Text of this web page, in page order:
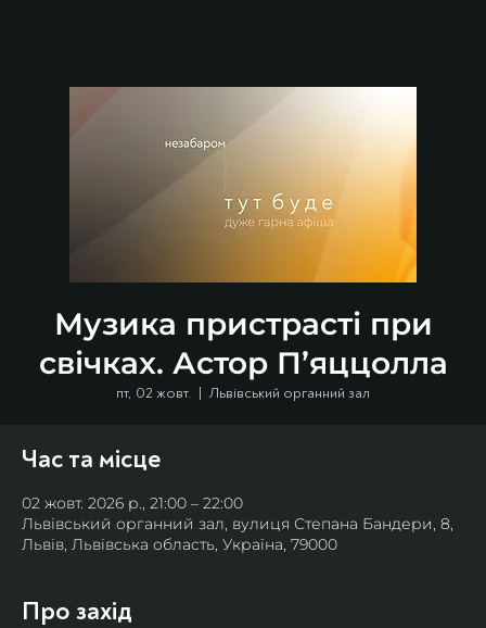
Музика пристрасті при
свічках. Астор П’яццолла
пт, 02 жовт.
  |
Львівський органний зал
Час та місце
02 жовт. 2026 р., 21:00 – 22:00
Львівський органний зал, вулиця Степана Бандери, 8,
Львів, Львівська область, Україна, 79000
Про захід